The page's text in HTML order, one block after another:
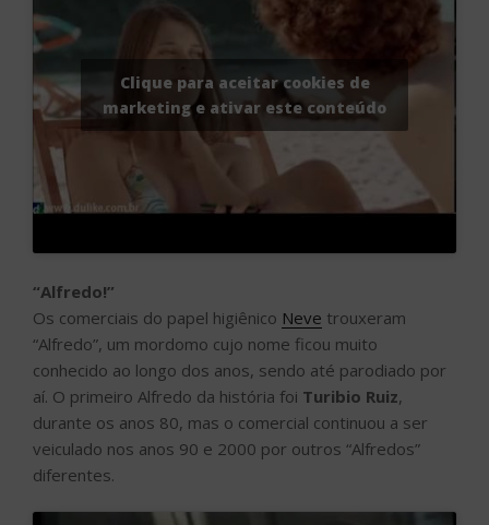
Clique para aceitar cookies de
marketing e ativar este conteúdo
“Alfredo!”
Os comerciais do papel higiênico Neve trouxeram
“Alfredo”, um mordomo cujo nome ficou muito
conhecido ao longo dos anos, sendo até parodiado por
aí. O primeiro Alfredo da história foi Turibio Ruiz,
durante os anos 80, mas o comercial continuou a ser
veiculado nos anos 90 e 2000 por outros “Alfredos”
diferentes.